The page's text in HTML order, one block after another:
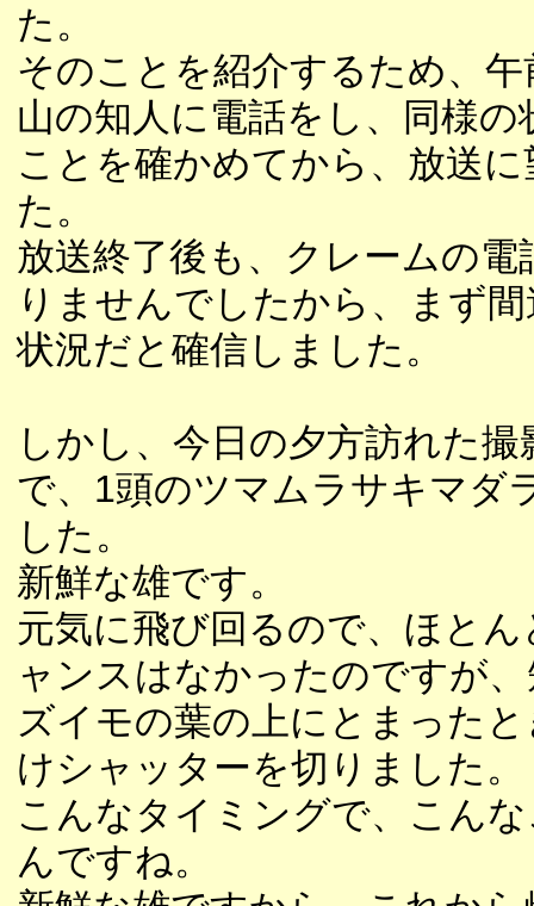
た。
そのことを紹介するため、
山の知人に電話をし、同様の
ことを確かめてから、放送
た。
放送終了後も、クレームの電
りませんでしたから、まず
状況だと確信しました。
しかし、今日の夕方訪れた
で、1頭のツマムラサキマダ
した。
新鮮な雄です。
元気に飛び回るので、ほと
ャンスはなかったのですが
ズイモの葉の上にとまった
けシャッターを切りました。
こんなタイミングで、こん
んですね。